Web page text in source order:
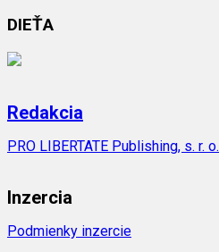
DIEŤA
Redakcia
PRO LIBERTATE Publishing, s. r. o.
Inzercia
Podmienky inzercie